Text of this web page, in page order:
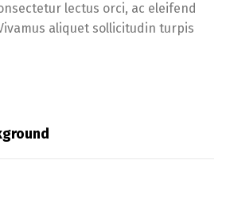
lectus orci, ac eleifend
aliquet sollicitudin turpis